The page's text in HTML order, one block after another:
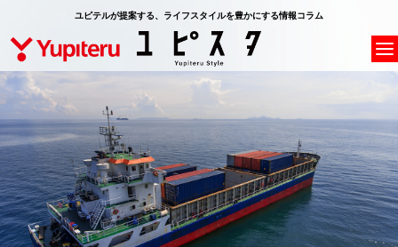
ユピテルが提案する、ライフスタイルを豊かにする情報コラム